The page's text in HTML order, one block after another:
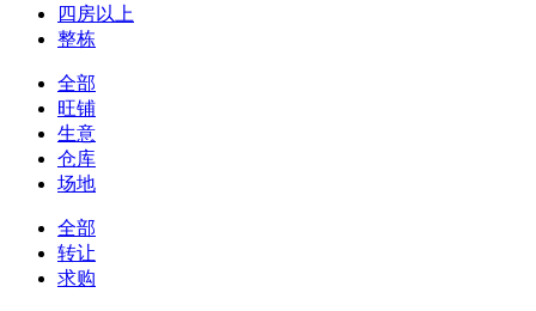
四房以上
整栋
全部
旺铺
生意
仓库
场地
全部
转让
求购